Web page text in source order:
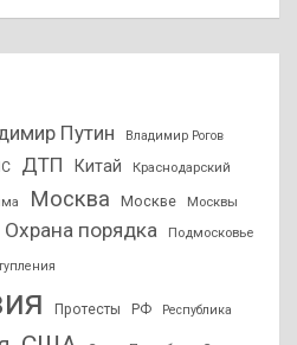
Путин Владимир Рогов
ДТП Китай Краснодарский
Москва Москве Москвы
Охрана порядка Подмосковье
Протесты РФ Республика